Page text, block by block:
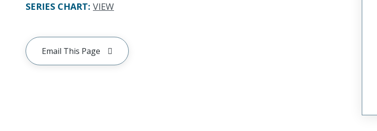
SERIES CHART: VIEW
Email This Page